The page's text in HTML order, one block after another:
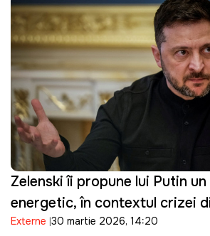
Zelenski îi propune lui Putin
energetic, în contextul crizei
Mijlociu: "Suntem pregătiți"
Externe 30 martie 2026, 14:20